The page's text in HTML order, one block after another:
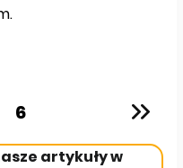
6
artykuły w